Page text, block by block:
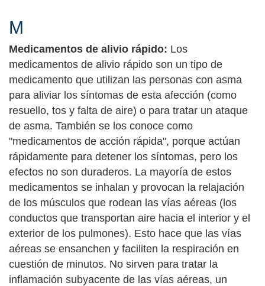
M
Medicamentos de alivio rápido: Los
medicamentos de alivio rápido son un tipo de
medicamento que utilizan las personas con asma
para aliviar los síntomas de esta afección (como
resuello, tos y falta de aire) o para tratar un ataque
de asma. También se los conoce como
"medicamentos de acción rápida", porque actúan
rápidamente para detener los síntomas, pero los
efectos no son duraderos. La mayoría de estos
medicamentos se inhalan y provocan la relajación
de los músculos que rodean las vías aéreas (los
conductos que transportan aire hacia el interior y el
exterior de los pulmones). Esto hace que las vías
aéreas se ensanchen y faciliten la respiración en
cuestión de minutos. No sirven para tratar la
inflamación subyacente de las vías aéreas, un